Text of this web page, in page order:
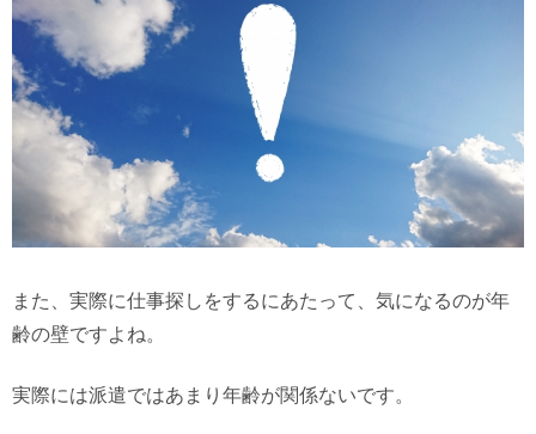
また、実際に仕事探しをするにあたって、気になるのが年
齢の壁ですよね。
実際には派遣ではあまり年齢が関係ないです。